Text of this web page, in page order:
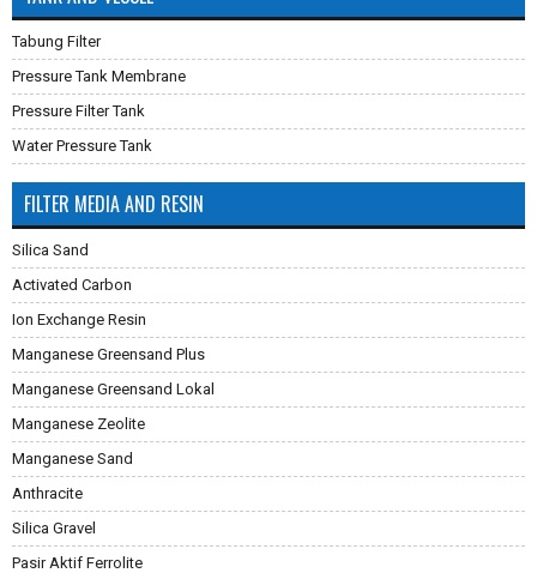
Tabung Filter
Pressure Tank Membrane
Pressure Filter Tank
Water Pressure Tank
FILTER MEDIA AND RESIN
Silica Sand
Activated Carbon
Ion Exchange Resin
Manganese Greensand Plus
Manganese Greensand Lokal
Manganese Zeolite
Manganese Sand
Anthracite
Silica Gravel
Pasir Aktif Ferrolite